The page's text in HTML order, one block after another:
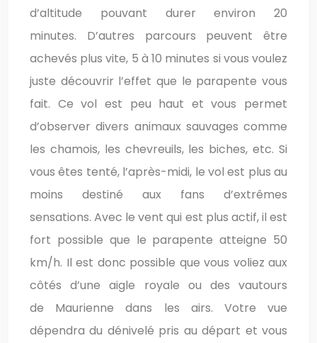
d’altitude pouvant durer environ 20
minutes. D’autres parcours peuvent être
achevés plus vite, 5 à 10 minutes si vous voulez
juste découvrir l’effet que le parapente vous
fait. Ce vol est peu haut et vous permet
d’observer divers animaux sauvages comme
les chamois, les chevreuils, les biches, etc. Si
vous êtes tenté, l’après-midi, le vol est plus au
moins destiné aux fans d’extrêmes
sensations. Avec le vent qui est plus actif, il est
fort possible que le parapente atteigne 50
km/h. Il est donc possible que vous voliez aux
côtés d’une aigle royale ou des vautours
de Maurienne dans les airs. Votre vue
dépendra du dénivelé pris au départ et vous